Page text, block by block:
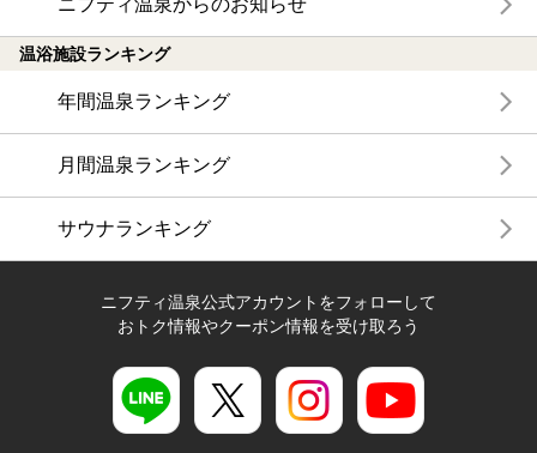
ニフティ温泉からのお知らせ
温浴施設ランキング
年間温泉ランキング
月間温泉ランキング
サウナランキング
ニフティ温泉公式アカウントをフォローして
おトク情報やクーポン情報を受け取ろう